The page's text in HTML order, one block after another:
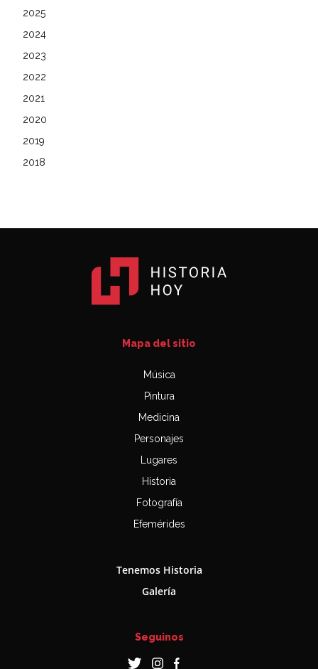
2025
2024
2023
2022
2021
2020
2019
2018
Mapa del sitio
Música
Pintura
Medicina
Personajes
Lugares
Historia
Fotografía
Efemérides
Tenemos Historia
Galería
Seguinos